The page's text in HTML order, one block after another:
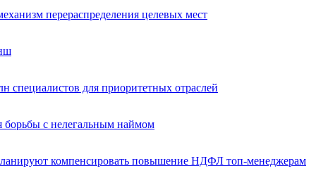
перераспределения целевых мест
специалистов для приоритетных отраслей
борьбы с нелегальным наймом
компенсировать повышение НДФЛ топ-менеджерам